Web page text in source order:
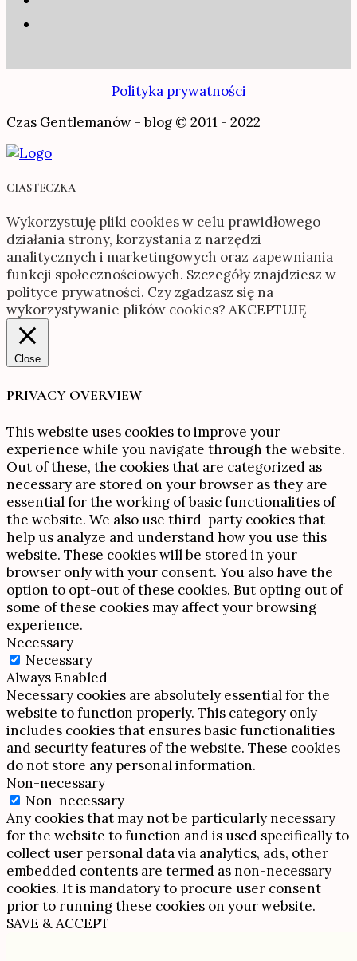
Polityka prywatności
Czas Gentlemanów - blog © 2011 - 2022
CIASTECZKA
Wykorzystuję pliki cookies w celu prawidłowego
działania strony, korzystania z narzędzi
analitycznych i marketingowych oraz zapewniania
funkcji społecznościowych. Szczegóły znajdziesz w
polityce prywatności. Czy zgadzasz się na
wykorzystywanie plików cookies? AKCEPTUJĘ
Close
PRIVACY OVERVIEW
This website uses cookies to improve your
experience while you navigate through the website.
Out of these, the cookies that are categorized as
necessary are stored on your browser as they are
essential for the working of basic functionalities of
the website. We also use third-party cookies that
help us analyze and understand how you use this
website. These cookies will be stored in your
browser only with your consent. You also have the
option to opt-out of these cookies. But opting out of
some of these cookies may affect your browsing
experience.
Necessary
Necessary
Always Enabled
Necessary cookies are absolutely essential for the
website to function properly. This category only
includes cookies that ensures basic functionalities
and security features of the website. These cookies
do not store any personal information.
Non-necessary
Non-necessary
Any cookies that may not be particularly necessary
for the website to function and is used specifically to
collect user personal data via analytics, ads, other
embedded contents are termed as non-necessary
cookies. It is mandatory to procure user consent
prior to running these cookies on your website.
SAVE & ACCEPT